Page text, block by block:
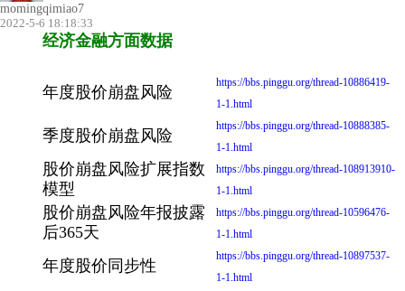
momingqimiao7
2022-5-6 18:18:33
经济金融方面数据
年度股价崩盘风险
https://bbs.pinggu.org/thread-10886419-
1-1.html
季度股价崩盘风险
https://bbs.pinggu.org/thread-10888385-
1-1.html
股价崩盘风险扩展指数
模型
https://bbs.pinggu.org/thread-108913910-
1-1.html
股价崩盘风险年报披露
后365天
https://bbs.pinggu.org/thread-10596476-
1-1.html
年度股价同步性
https://bbs.pinggu.org/thread-10897537-
1-1.html